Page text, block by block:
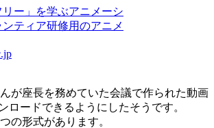
リー」を学ぶアニメーシ
ティア研修用のアニメ
が座長を務めていた会議で作られた動画
ロードできるようにしたそうです。
の形式があります。